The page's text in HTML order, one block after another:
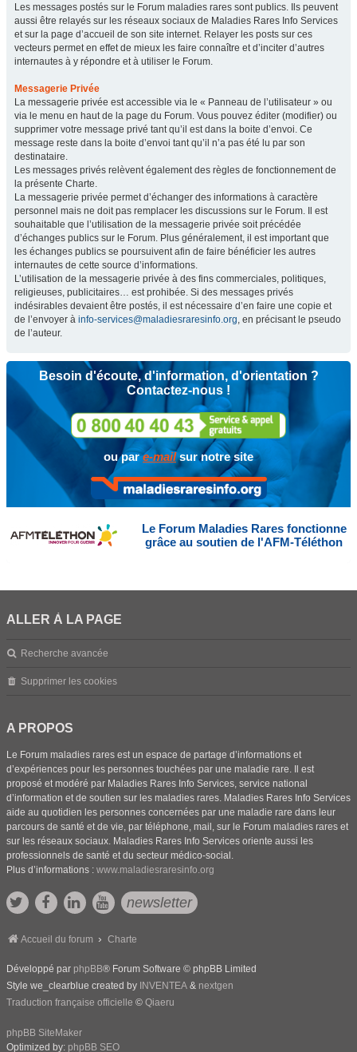
Les messages postés sur le Forum maladies rares sont publics. Ils peuvent
aussi être relayés sur les réseaux sociaux de Maladies Rares Info Services
et sur la page d’accueil de son site internet. Relayer les posts sur ces
vecteurs permet en effet de mieux les faire connaître et d’inciter d’autres
internautes à y répondre et à utiliser le Forum.
Messagerie Privée
La messagerie privée est accessible via le « Panneau de l’utilisateur » ou
via le menu en haut de la page du Forum. Vous pouvez éditer (modifier) ou
supprimer votre message privé tant qu’il est dans la boite d’envoi. Ce
message reste dans la boite d’envoi tant qu’il n’a pas été lu par son
destinataire.
Les messages privés relèvent également des règles de fonctionnement de
la présente Charte.
La messagerie privée permet d’échanger des informations à caractère
personnel mais ne doit pas remplacer les discussions sur le Forum. Il est
souhaitable que l’utilisation de la messagerie privée soit précédée
d’échanges publics sur le Forum. Plus généralement, il est important que
les échanges publics se poursuivent afin de faire bénéficier les autres
internautes de cette source d’informations.
L’utilisation de la messagerie privée à des fins commerciales, politiques,
religieuses, publicitaires… est prohibée. Si des messages privés
indésirables devaient être postés, il est nécessaire d’en faire une copie et
de l’envoyer à info-services@maladiesraresinfo.org, en précisant le pseudo
de l’auteur.
Besoin d'écoute, d'information, d'orientation ?
Contactez-nous !
ou pare-mailsur notre site
Le Forum Maladies Rares fonctionne
grâce au soutien de l'AFM-Téléthon
ALLER À LA PAGE
Recherche avancée
Supprimer les cookies
A PROPOS
Le Forum maladies rares est un espace de partage d’informations et
d’expériences pour les personnes touchées par une maladie rare. Il est
proposé et modéré par Maladies Rares Info Services, service national
d’information et de soutien sur les maladies rares. Maladies Rares Info Services
aide au quotidien les personnes concernées par une maladie rare dans leur
parcours de santé et de vie, par téléphone, mail, sur le Forum maladies rares et
sur les réseaux sociaux. Maladies Rares Info Services oriente aussi les
professionnels de santé et du secteur médico-social.
Plus d’informations : www.maladiesraresinfo.org
newsletter
Accueil du forum Charte
Développé par phpBB® Forum Software © phpBB Limited
Style we_clearblue created by INVENTEA & nextgen
Traduction française officielle © Qiaeru
phpBB SiteMaker
Optimized by: phpBB SEO